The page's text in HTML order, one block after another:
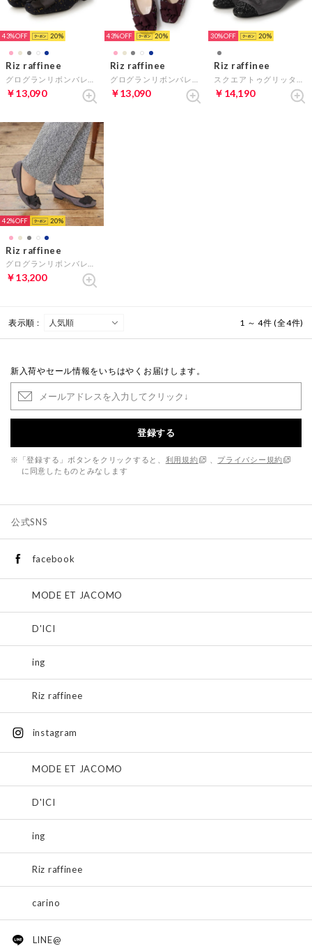
43% 20
Riz raffinee
￥13,090
43% 20
Riz raffinee
￥13,090
30% 20
Riz raffinee
￥14,190
42% 20
Riz raffinee
￥13,200
表示順 : 1 ～ 4件 (全4件)
新入荷やセール情報をいちはやくお届けします。
登録する
※「登録する」ボタンをクリックすると、 利用規約
プライバシー規約
に同意したものとみなします
公式SNS
facebook
MODE ET JACOMO
D'ICI
ing
Riz raffinee
instagram
MODE ET JACOMO
D'ICI
ing
Riz raffinee
carino
LINE@